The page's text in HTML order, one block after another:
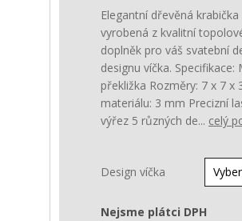
Elegantní dřevěná
vyrobená z kvalitní
doplněk pro váš svatební
designu víčka.
překližka Rozměry: 7 x 7 x
materiálu: 3 mm Precizní
výřez 5 různých de... celý
Design víčka
Nejsme plátci DPH